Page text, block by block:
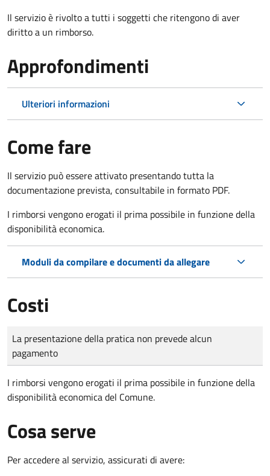
Il servizio è rivolto a tutti i soggetti che ritengono di aver
diritto a un rimborso.
Approfondimenti
Ulteriori informazioni
Come fare
Il servizio può essere attivato presentando tutta la
documentazione prevista, consultabile in formato PDF.
I rimborsi vengono erogati il prima possibile in funzione della
disponibilità economica.
Moduli da compilare e documenti da allegare
Costi
Tipo di pagamento
Importo
La presentazione della pratica non prevede alcun
pagamento
I rimborsi vengono erogati il prima possibile in funzione della
disponibilità economica del Comune.
Cosa serve
Per accedere al servizio, assicurati di avere: